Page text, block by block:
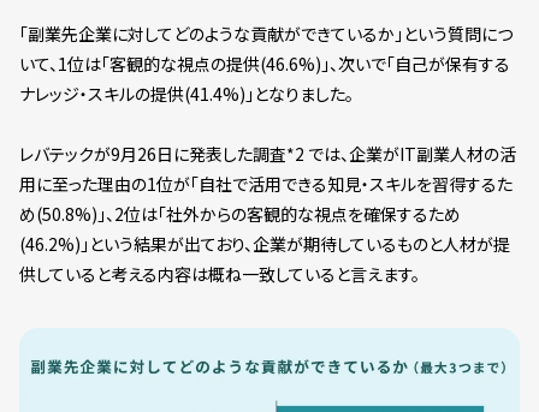
「副業先企業に対してどのような貢献ができているか」という質問につ
いて、1位は「客観的な視点の提供(46.6%)」、次いで「自己が保有する
ナレッジ・スキルの提供(41.4%)」となりました。
レバテックが9月26日に発表した調査*2 では、企業がIT副業人材の活
用に至った理由の1位が「自社で活用できる知見・スキルを習得するた
め(50.8%)」、2位は「社外からの客観的な視点を確保するため
(46.2%)」という結果が出ており、企業が期待しているものと人材が提
供していると考える内容は概ね一致していると言えます。